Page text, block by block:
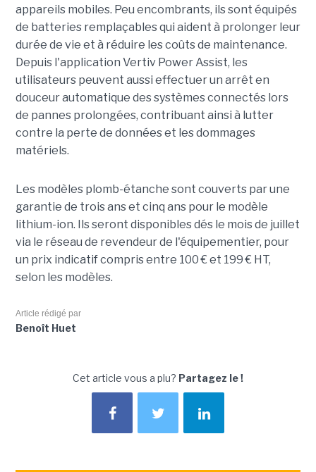
appareils mobiles. Peu encombrants, ils sont équipés
de batteries remplaçables qui aident à prolonger leur
durée de vie et à réduire les coûts de maintenance.
Depuis l'application Vertiv Power Assist, les
utilisateurs peuvent aussi effectuer un arrêt en
douceur automatique des systèmes connectés lors
de pannes prolongées, contribuant ainsi à lutter
contre la perte de données et les dommages
matériels.
Les modèles plomb-étanche sont couverts par une
garantie de trois ans et cinq ans pour le modèle
lithium-ion. Ils seront disponibles dés le mois de juillet
via le réseau de revendeur de l'équipementier, pour
un prix indicatif compris entre 100 € et 199 € HT,
selon les modèles.
Article rédigé par
Benoît Huet
Cet article vous a plu? Partagez le !